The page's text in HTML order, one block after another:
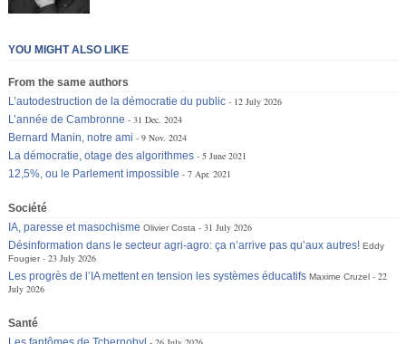
YOU MIGHT ALSO LIKE
From the same authors
L’autodestruction de la démocratie du public
12 July 2026
L’année de Cambronne
31 Dec. 2024
Bernard Manin, notre ami
9 Nov. 2024
La démocratie, otage des algorithmes
5 June 2021
12,5%, ou le Parlement impossible
7 Apr. 2021
Société
IA, paresse et masochisme Olivier Costa
31 July 2026
Désinformation dans le secteur agri-agro: ça n’arrive pas qu’aux autres! Eddy
Fougier
23 July 2026
Les progrès de l’IA mettent en tension les systèmes éducatifs Maxime Cruzel
22
July 2026
Santé